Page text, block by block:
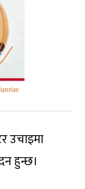
उचाइमा
हुन्छ।